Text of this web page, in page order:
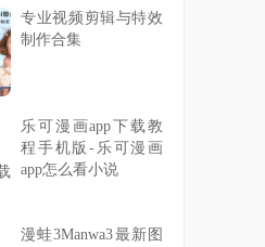
专业视频剪辑与特效
制作合集
乐可漫画app下载教
程手机版-乐可漫画
app怎么看小说
漫蛙3Manwa3最新图